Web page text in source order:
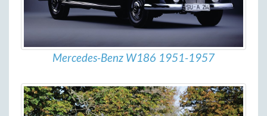
Mercedes-Benz W186 1951-1957